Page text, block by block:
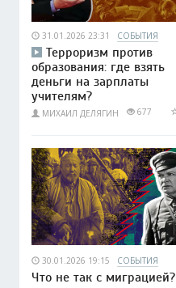
31.01.2026 23:31 СОБЫТИЯ
Терроризм против
образования: где взять
деньги на зарплаты
учителям?
МИХАИЛ ДЕЛЯГИН 677
30.01.2026 19:15 СОБЫТИЯ
Что не так с миграцией?